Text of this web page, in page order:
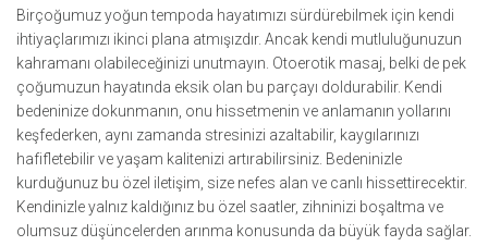
Birçoğumuz yoğun tempoda hayatımızı sürdürebilmek için kendi
ihtiyaçlarımızı ikinci plana atmışızdır. Ancak kendi mutluluğunuzun
kahramanı olabileceğinizi unutmayın. Otoerotik masaj, belki de pek
çoğumuzun hayatında eksik olan bu parçayı doldurabilir. Kendi
bedeninize dokunmanın, onu hissetmenin ve anlamanın yollarını
keşfederken, aynı zamanda stresinizi azaltabilir, kaygılarınızı
hafifletebilir ve yaşam kalitenizi artırabilirsiniz. Bedeninizle
kurduğunuz bu özel iletişim, size nefes alan ve canlı hissettirecektir.
Kendinizle yalnız kaldığınız bu özel saatler, zihninizi boşaltma ve
olumsuz düşüncelerden arınma konusunda da büyük fayda sağlar.